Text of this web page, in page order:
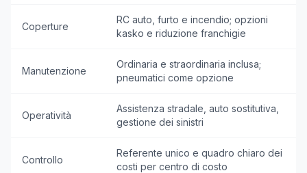
Coperture
RC auto, furto e incendio; opzioni
kasko e riduzione franchigie
Manutenzione
Ordinaria e straordinaria inclusa;
pneumatici come opzione
Operatività
Assistenza stradale, auto sostitutiva,
gestione dei sinistri
Controllo
Referente unico e quadro chiaro dei
costi per centro di costo